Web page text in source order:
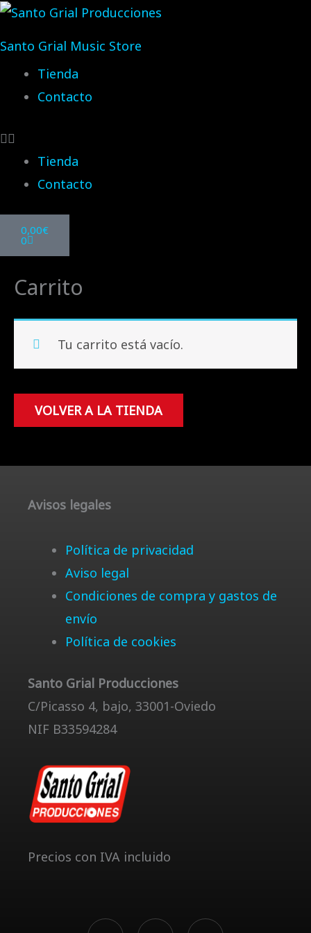
Ir
contenido
Santo Grial Music Store
Tienda
Contacto
Tienda
Contacto
0,00€
0
Carrito
Carrito
Tu carrito está vacío.
VOLVER A LA TIENDA
Avisos legales
Política de privacidad
Aviso legal
Condiciones de compra y gastos de
envío
Política de cookies
Santo Grial Producciones
C/Picasso 4, bajo, 33001-Oviedo
NIF B33594284
Precios con IVA incluido
F Y S